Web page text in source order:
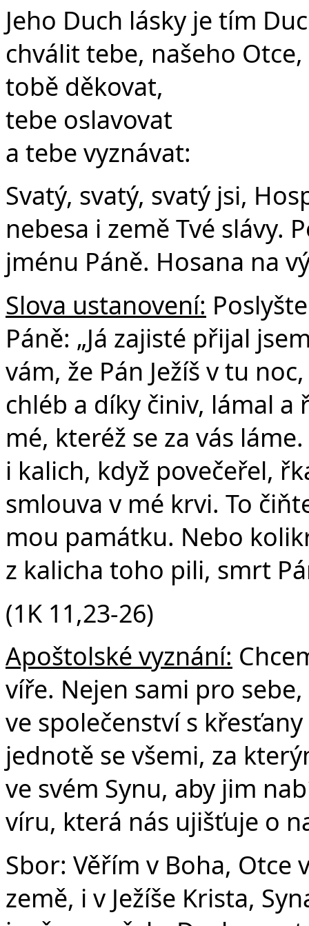
Jeho Duch lásky je tím
chválit tebe, našeho Otce,
tobě děkovat,
tebe oslavovat
a tebe vyznávat:
Svatý, svatý, svatý jsi,
nebesa i země Tvé slávy.
jménu Páně. Hosana na
Slova ustanovení:
Páně: „Já zajisté přijal
vám, že Pán Ježíš v tu
chléb a díky činiv, lámal a
mé, kteréž se za vás
i kalich, když povečeřel,
smlouva v mé krvi. To
mou památku. Nebo
z kalicha toho pili, smrt
(1K 11,23-26)
Apoštolské vyznání:
víře. Nejen sami pro
ve společenství s
jednotě se všemi, za
ve svém Synu, aby jim
víru, která nás ujišťuje o
Sbor: Věřím v Boha,
země, i v Ježíše Krista,